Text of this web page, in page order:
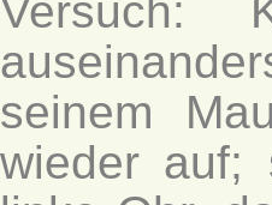
Versuch:
seinem
wieder auf;